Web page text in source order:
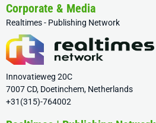
Corporate & Media
Realtimes - Publishing Network
Innovatieweg 20C
7007 CD, Doetinchem, Netherlands
+31(315)-764002